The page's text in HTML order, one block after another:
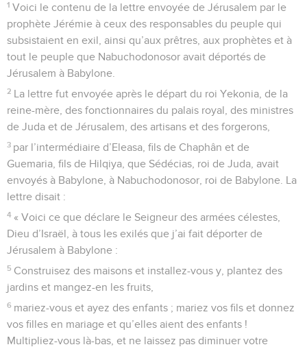
1 Voici le contenu de la lettre envoyée de Jérusalem par le
prophète Jérémie à ceux des responsables du peuple qui
subsistaient en exil, ainsi qu’aux prêtres, aux prophètes et à
tout le peuple que Nabuchodonosor avait déportés de
Jérusalem à Babylone.
2 La lettre fut envoyée après le départ du roi Yekonia, de la
reine-mère, des fonctionnaires du palais royal, des ministres
de Juda et de Jérusalem, des artisans et des forgerons,
3 par l’intermédiaire d’Eleasa, fils de Chaphân et de
Guemaria, fils de Hilqiya, que Sédécias, roi de Juda, avait
envoyés à Babylone, à Nabuchodonosor, roi de Babylone. La
lettre disait :
4 « Voici ce que déclare le Seigneur des armées célestes,
Dieu d’Israël, à tous les exilés que j’ai fait déporter de
Jérusalem à Babylone :
5 Construisez des maisons et installez-vous y, plantez des
jardins et mangez-en les fruits,
6 mariez-vous et ayez des enfants ; mariez vos fils et donnez
vos filles en mariage et qu’elles aient des enfants !
Multipliez-vous là-bas, et ne laissez pas diminuer votre